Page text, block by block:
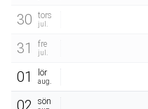
30 tors
jul.
31 fre
jul.
01 lör
aug.
02 sön